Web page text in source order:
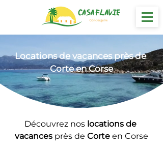
Locations de vacances près de
Corte en Corse
Découvrez nos locations de
vacances près de Corte en Corse